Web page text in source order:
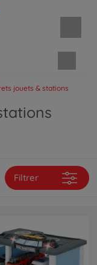
jouets & stations
Filtrer